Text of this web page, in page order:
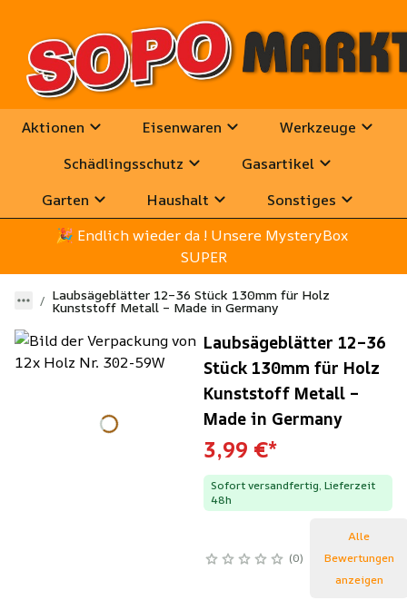
Aktionen Eisenwaren
Werkzeuge
Schädlingsschutz
Gasartikel
Garten
Haushalt
Sonstiges
🎉 Endlich wieder da ! Unsere MysteryBox
SUPER
Laubsägeblätter 12–36 Stück 130mm für Holz
Kunststoff Metall – Made in Germany
Laubsägeblätter 12–36
Stück 130mm für Holz
Kunststoff Metall –
Made in Germany
3,99 €*
Sofort versandfertig, Lieferzeit
48h
0
Alle
Bewertungen
anzeigen